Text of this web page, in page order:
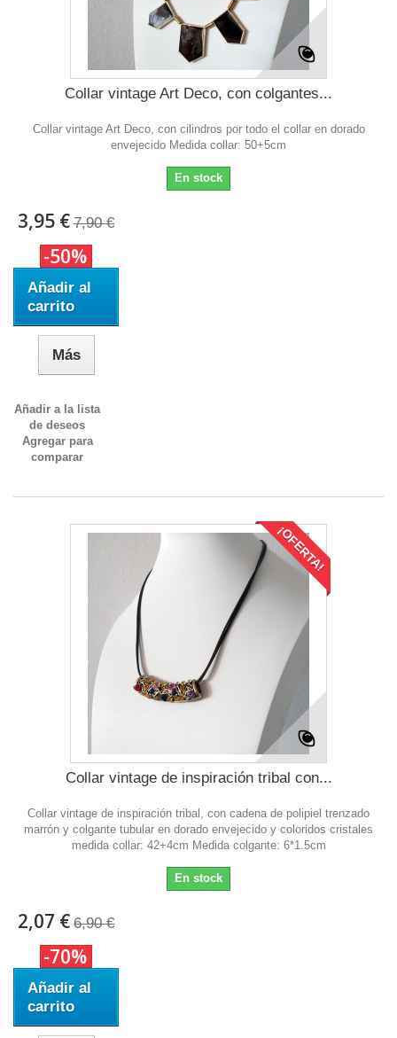
Collar vintage Art Deco, con colgantes...
Collar vintage Art Deco, con cilindros por todo el collar en dorado
envejecido Medida collar: 50+5cm
En stock
3,95 € 7,90 €
-50%
Añadir al
carrito
Más
Añadir a la lista
de deseos
Agregar para
comparar
¡OFERTA!
Collar vintage de inspiración tribal con...
Collar vintage de inspiración tribal, con cadena de polipiel trenzado
marrón y colgante tubular en dorado envejecido y coloridos cristales
medida collar: 42+4cm Medida colgante: 6*1.5cm
En stock
2,07 € 6,90 €
-70%
Añadir al
carrito